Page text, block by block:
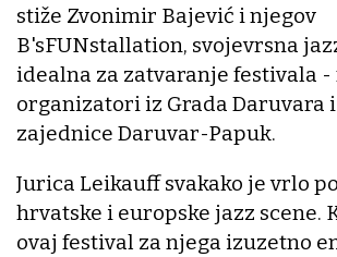
stiže Zvonimir Bajević i njegov
B'sFUNstallation, svojevrsna
idealna za zatvaranje festivala
organizatori iz Grada Daruvara
zajednice Daruvar-Papuk.
Jurica Leikauff svakako je vrlo
hrvatske i europske jazz scene.
ovaj festival za njega izuzetno